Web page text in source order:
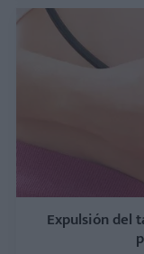
Expulsión del